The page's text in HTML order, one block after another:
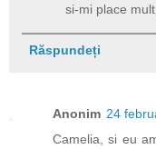
si-mi place
Răspundeți
Anonim 24
Camelia, si eu